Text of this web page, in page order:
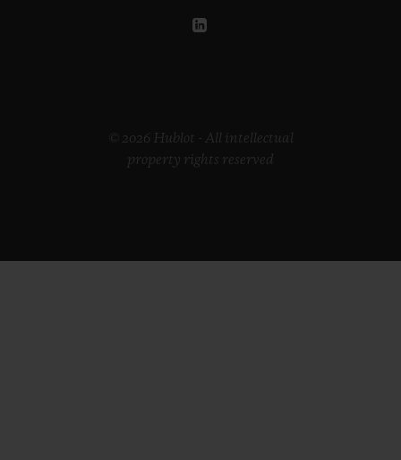
© 2026 Hublot - All intellectual
property rights reserved